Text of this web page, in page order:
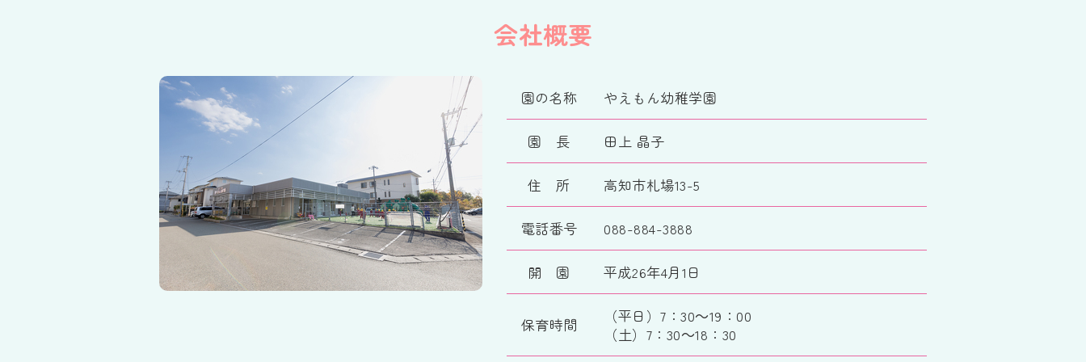
会社概要
園の名称 やえもん幼稚学園
園 長 田上 晶子
住 所 高知市札場13-5
電話番号 088-884-3888
開 園 平成26年4月1日
保育時間
（平日）7：30～19：00
（土）7：30～18：30